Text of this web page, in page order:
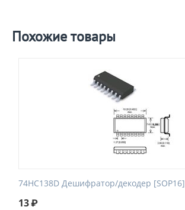
Похожие товары
74HC138D Дешифратор/декодер [SOP16]
13₽